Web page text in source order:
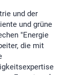
und der
und grüne
"Energie
die mit